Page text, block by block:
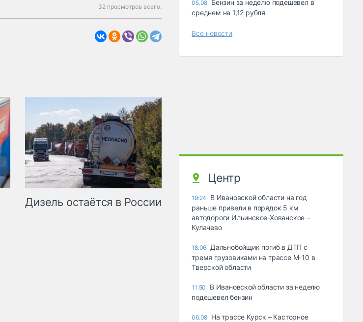
32 просмотров всего.
Дизель остаётся в России
05.08 Бензин за неделю подешевел в
среднем на 1,12 рубля
Все новости
Центр
19:24
В Ивановской области на год
раньше привели в порядок 5 км
автодороги Ильинское-Хованское –
Кулачево
18:06 Дальнобойщик погиб в ДТП с
тремя грузовиками на трассе М-10 в
Тверской области
11:50
В Ивановской области за неделю
подешевел бензин
06.08 На трассе Курск – Касторное